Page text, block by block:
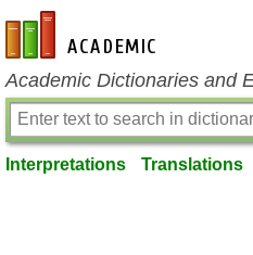
en-academic.com
Academic Dictionaries and
Interpretations Translations